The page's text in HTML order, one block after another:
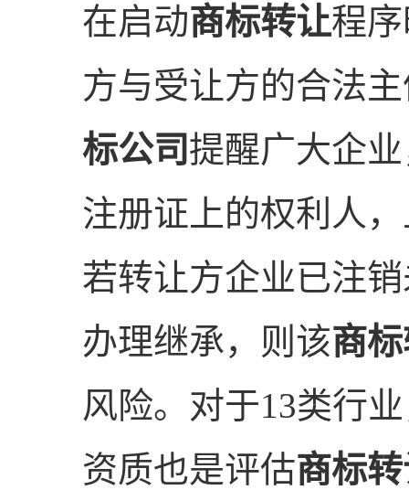
在启动商标转让程
方与受让方的合法
标公司提醒广大企
注册证上的权利人
若转让方企业已注
办理继承，则该商
风险。对于13类行
资质也是评估商标